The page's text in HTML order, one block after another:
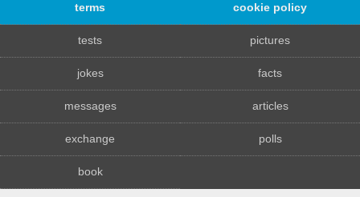
terms cookie policy
tests pictures
jokes facts
messages articles
exchange polls
book